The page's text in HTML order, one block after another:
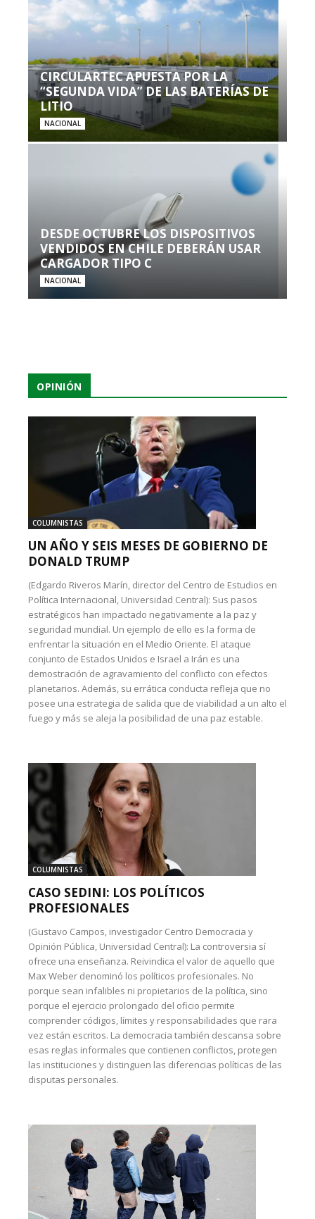
CIRCULARTEC APUESTA POR LA
“SEGUNDA VIDA” DE LAS BATERÍAS DE
LITIO
NACIONAL
DESDE OCTUBRE LOS DISPOSITIVOS
VENDIDOS EN CHILE DEBERÁN USAR
CARGADOR TIPO C
NACIONAL
OPINIÓN
COLUMNISTAS
UN AÑO Y SEIS MESES DE GOBIERNO DE
DONALD TRUMP
(Edgardo Riveros Marín, director del Centro de Estudios en
Política Internacional, Universidad Central): Sus pasos
estratégicos han impactado negativamente a la paz y
seguridad mundial. Un ejemplo de ello es la forma de
enfrentar la situación en el Medio Oriente. El ataque
conjunto de Estados Unidos e Israel a Irán es una
demostración de agravamiento del conflicto con efectos
planetarios. Además, su errática conducta refleja que no
posee una estrategia de salida que de viabilidad a un alto el
fuego y más se aleja la posibilidad de una paz estable.
COLUMNISTAS
CASO SEDINI: LOS POLÍTICOS
PROFESIONALES
(Gustavo Campos, investigador Centro Democracia y
Opinión Pública, Universidad Central): La controversia sí
ofrece una enseñanza. Reivindica el valor de aquello que
Max Weber denominó los políticos profesionales. No
porque sean infalibles ni propietarios de la política, sino
porque el ejercicio prolongado del oficio permite
comprender códigos, límites y responsabilidades que rara
vez están escritos. La democracia también descansa sobre
esas reglas informales que contienen conflictos, protegen
las instituciones y distinguen las diferencias políticas de las
disputas personales.